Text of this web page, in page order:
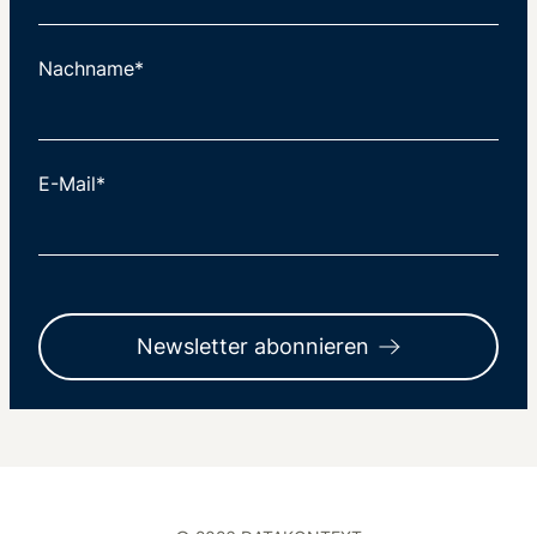
Nachname*
E-Mail*
Newsletter abonnieren